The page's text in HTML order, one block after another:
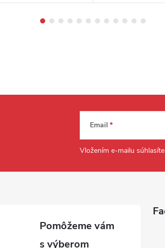
Email
Vložením e-mailu